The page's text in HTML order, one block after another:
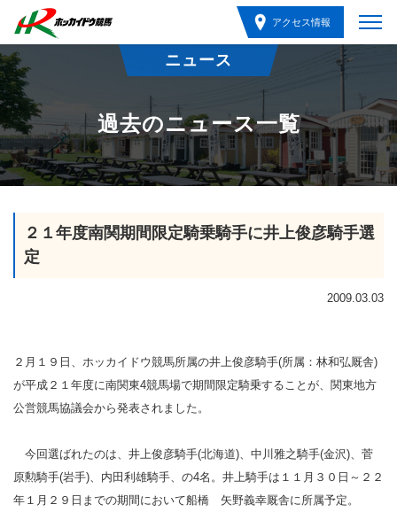
アクセス情報
ニュース
過去のニュース一覧
２１年度南関期間限定騎乗騎手に井上俊彦騎手選
定
2009.03.03
２月１９日、ホッカイドウ競馬所属の井上俊彦騎手(所属：林和弘厩舎)
が平成２１年度に南関東4競馬場で期間限定騎乗することが、関東地方
公営競馬協議会から発表されました。
今回選ばれたのは、井上俊彦騎手(北海道)、中川雅之騎手(金沢)、菅
原勲騎手(岩手)、内田利雄騎手、の4名。井上騎手は１１月３０日～２２
年１月２９日までの期間において船橋 矢野義幸厩舎に所属予定。